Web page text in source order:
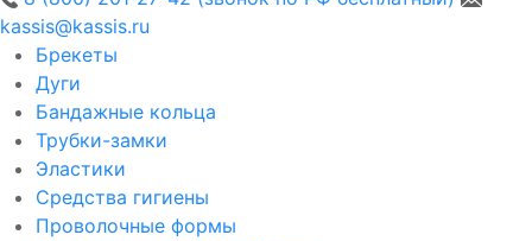
kassis@kassis.ru
Брекеты
Дуги
Бандажные кольца
Трубки-замки
Эластики
Средства гигиены
Проволочные формы